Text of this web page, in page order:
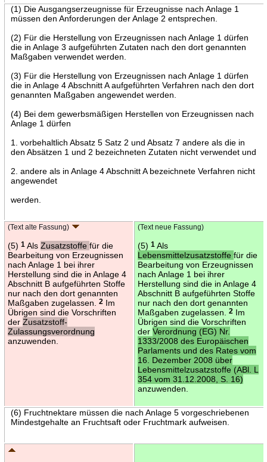
(1) Die Ausgangserzeugnisse für Erzeugnisse nach Anlage 1
müssen den Anforderungen der Anlage 2 entsprechen.
(2) Für die Herstellung von Erzeugnissen nach Anlage 1 dürfen
die in Anlage 3 aufgeführten Zutaten nach den dort genannten
Maßgaben verwendet werden.
(3) Für die Herstellung von Erzeugnissen nach Anlage 1 dürfen
die in Anlage 4 Abschnitt A aufgeführten Verfahren nach den dort
genannten Maßgaben angewendet werden.
(4) Bei dem gewerbsmäßigen Herstellen von Erzeugnissen nach
Anlage 1 dürfen
1. vorbehaltlich Absatz 5 Satz 2 und Absatz 7 andere als die in
den Absätzen 1 und 2 bezeichneten Zutaten nicht verwendet und
2. andere als in Anlage 4 Abschnitt A bezeichnete Verfahren nicht
angewendet
werden.
(Text alte Fassung)
(5) 1Als Zusatzstoffe für die
Bearbeitung von Erzeugnissen
nach Anlage 1 bei ihrer
Herstellung sind die in Anlage 4
Abschnitt B aufgeführten Stoffe
nur nach den dort genannten
Maßgaben zugelassen.
2Im
Übrigen sind die Vorschriften
der Zusatzstoff-
Zulassungsverordnung
anzuwenden.
(Text neue Fassung)
(5) 1Als
Lebensmittelzusatzstoffe für die
Bearbeitung von Erzeugnissen
nach Anlage 1 bei ihrer
Herstellung sind die in Anlage 4
Abschnitt B aufgeführten Stoffe
nur nach den dort genannten
Maßgaben zugelassen.
2Im
Übrigen sind die Vorschriften
der Verordnung (EG) Nr.
1333/2008 des Europäischen
Parlaments und des Rates vom
16. Dezember 2008 über
Lebensmittelzusatzstoffe (ABl. L
354 vom 31.12.2008, S. 16)
anzuwenden.
(6) Fruchtnektare müssen die nach Anlage 5 vorgeschriebenen
Mindestgehalte an Fruchtsaft oder Fruchtmark aufweisen.